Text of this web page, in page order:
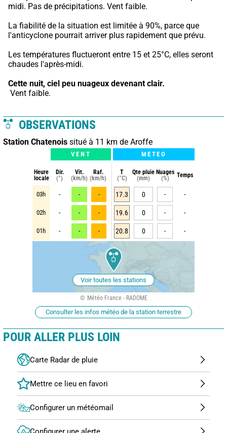
midi. Pas de précipitations. Vent faible.
La fiabilité de la situation est limitée à 90%, parce que
l'anticyclone pourrait arriver plus rapidement que prévu.
Les températures fluctueront entre 15 et 25°C, elles seront
chaudes l'après-midi.
Cette nuit, ciel peu nuageux devenant clair.
Vent faible.
OBSERVATIONS
Station Chatenois situé à 11 km de Aroffe
VENT METEO
Heure
locale
Dir.
(°)
Vit.
(km/h)
Raf.
(km/h)
T
(°C)
Qte pluie
(mm)
Nuages
(%)
Temps
03h - - - 17.3 0 - -
02h - - - 19.6 0 - -
01h - - - 20.8 0 - -
Voir toutes les stations
Météo France - RADOME
Consulter les infos météo de la station terrestre
POUR ALLER PLUS LOIN
Carte Radar de pluie
Configurer un météomail